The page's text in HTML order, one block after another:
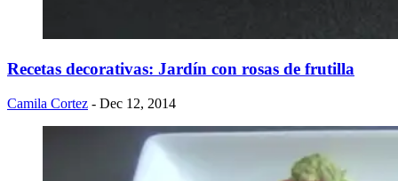
Recetas decorativas: Jardín con rosas de frutilla
Camila Cortez - Dec 12, 2014